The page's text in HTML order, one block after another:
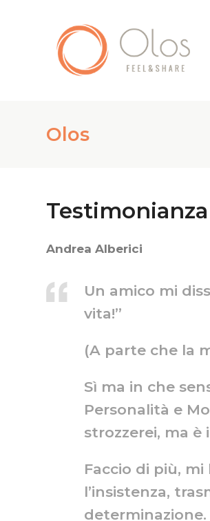
Olos
Andrea Alberici
Un amico mi
vita!”
(A parte che la
Sì ma in che
Personalità e
strozzerei, ma è
Faccio di più,
l’insistenza,